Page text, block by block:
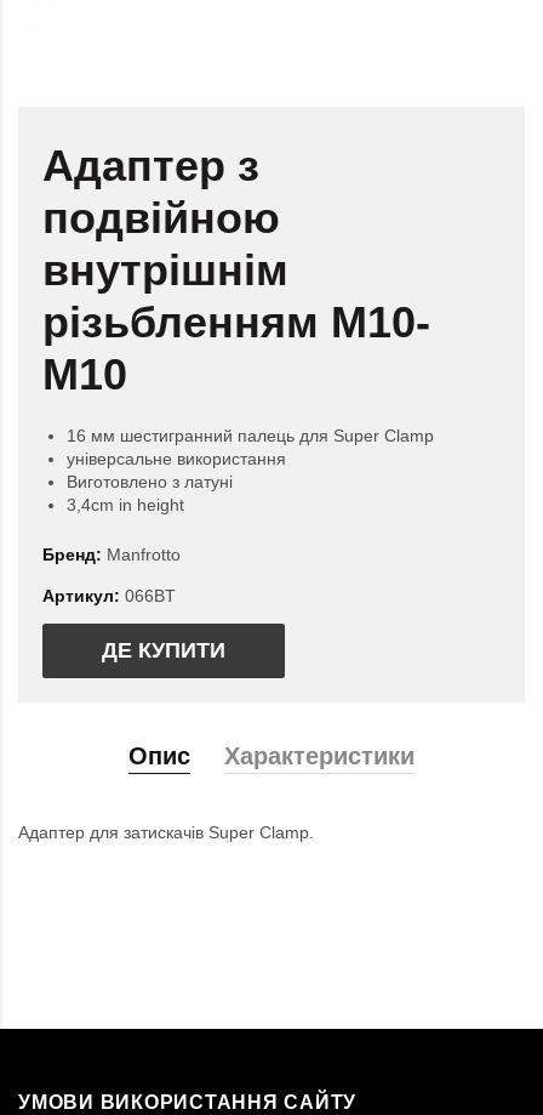
Адаптер з
подвійною
внутрішнім
різьбленням M10-
M10
16 мм шестигранний палець для Super Clamp
універсальне використання
Виготовлено з латуні
3,4cm in height
Бренд: Manfrotto
Артикул: 066BT
ДЕ КУПИТИ
Опис Характеристики
Адаптер для затискачів Super Clamp.
УМОВИ ВИКОРИСТАННЯ САЙТУ